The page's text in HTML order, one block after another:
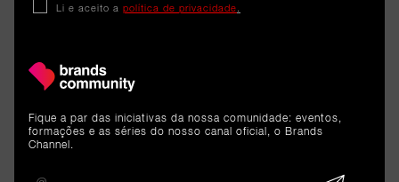
ARTIGOS
RELACIONADOS
Sustentabilidade
Li e aceito a política de privacidade
Fique a par das iniciativas da nossa comunidade: eventos,
formações e as séries do nosso canal oficial, o Brands
Channel.